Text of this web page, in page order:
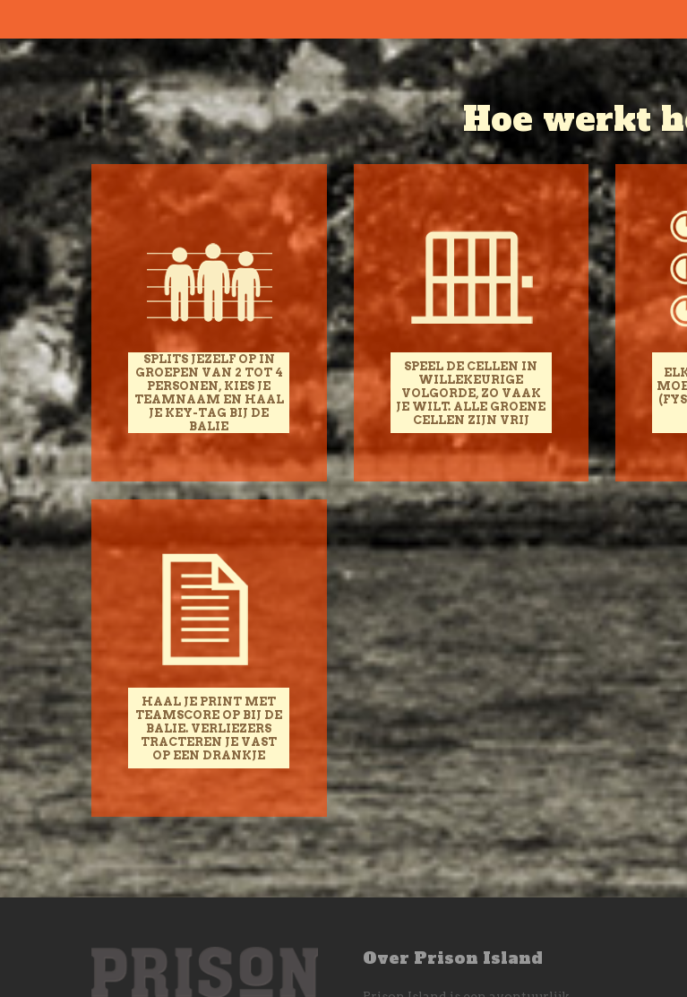
Hoe werkt
SPLITS JEZELF OP IN
GROEPEN VAN 2 TOT 4
PERSONEN, KIES JE
TEAMNAAM EN HAAL
JE KEY-TAG BIJ DE
BALIE
SPEEL DE CELLEN IN
WILLEKEURIGE
VOLGORDE, ZO VAAK
JE WILT. ALLE GROENE
CELLEN ZIJN VRIJ
HAAL JE PRINT MET
TEAMSCORE OP BIJ DE
BALIE. VERLIEZERS
TRACTEREN JE VAST
OP EEN DRANKJE
Over Prison Island